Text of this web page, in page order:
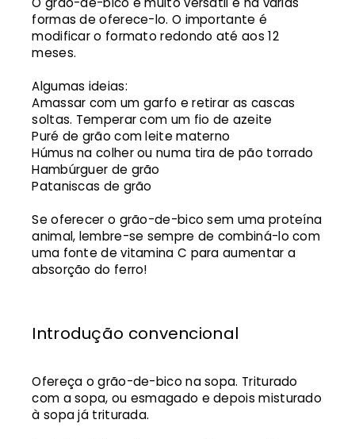
formas de oferece-lo. O importante é
modificar o formato redondo até aos 12
meses.
Algumas ideias:
Amassar com um garfo e retirar as cascas
soltas. Temperar com um fio de azeite
Puré de grão com leite materno
Húmus na colher ou numa tira de pão torrado
Hambúrguer de grão
Pataniscas de grão
Se oferecer o grão-de-bico sem uma proteína
animal, lembre-se sempre de combiná-lo com
uma fonte de vitamina C para aumentar a
absorção do ferro!
Introdução convencional
Ofereça o grão-de-bico na sopa. Triturado
com a sopa, ou esmagado e depois misturado
à sopa já triturada.